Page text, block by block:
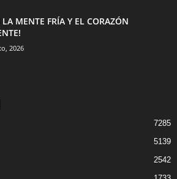
LA MENTE FRÍA Y EL CORAZÓN
2026
7285
5139
2542